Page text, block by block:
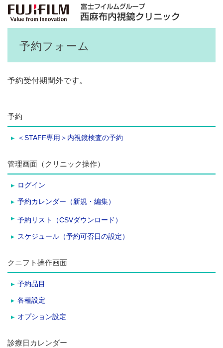
予約フォーム
予約受付期間外です。
予約
＜STAFF専用＞内視鏡検査の予約
管理画面（クリニック操作）
ログイン
予約カレンダー（新規・編集）
予約リスト（CSVダウンロード）
スケジュール（予約可否日の設定）
クニフト操作画面
予約品目
各種設定
オプション設定
診療日カレンダー